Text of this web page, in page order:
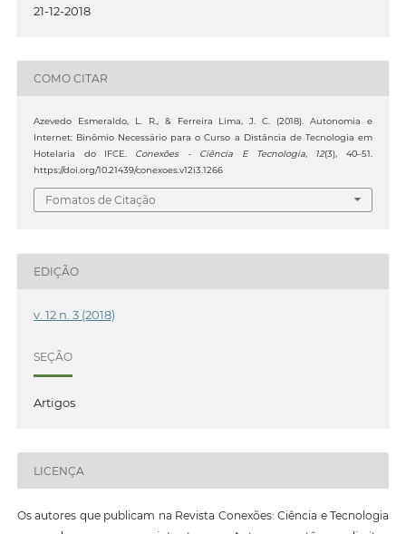
21-12-2018
COMO CITAR
Azevedo Esmeraldo, L. R., & Ferreira Lima, J. C. (2018). Autonomia e
Internet: Binômio Necessário para o Curso a Distância de Tecnologia em
Hotelaria do IFCE. Conexões - Ciência E Tecnologia, 12(3), 40–51.
https://doi.org/10.21439/conexoes.v12i3.1266
Fomatos de Citação
EDIÇÃO
v. 12 n. 3 (2018)
SEÇÃO
Artigos
LICENÇA
Os autores que publicam na Revista Conexões: Ciência e Tecnologia